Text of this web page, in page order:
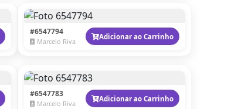
#6547794
Marcelo Riva
Adicionar ao Carrinho
#6547783
Marcelo Riva
Adicionar ao Carrinho